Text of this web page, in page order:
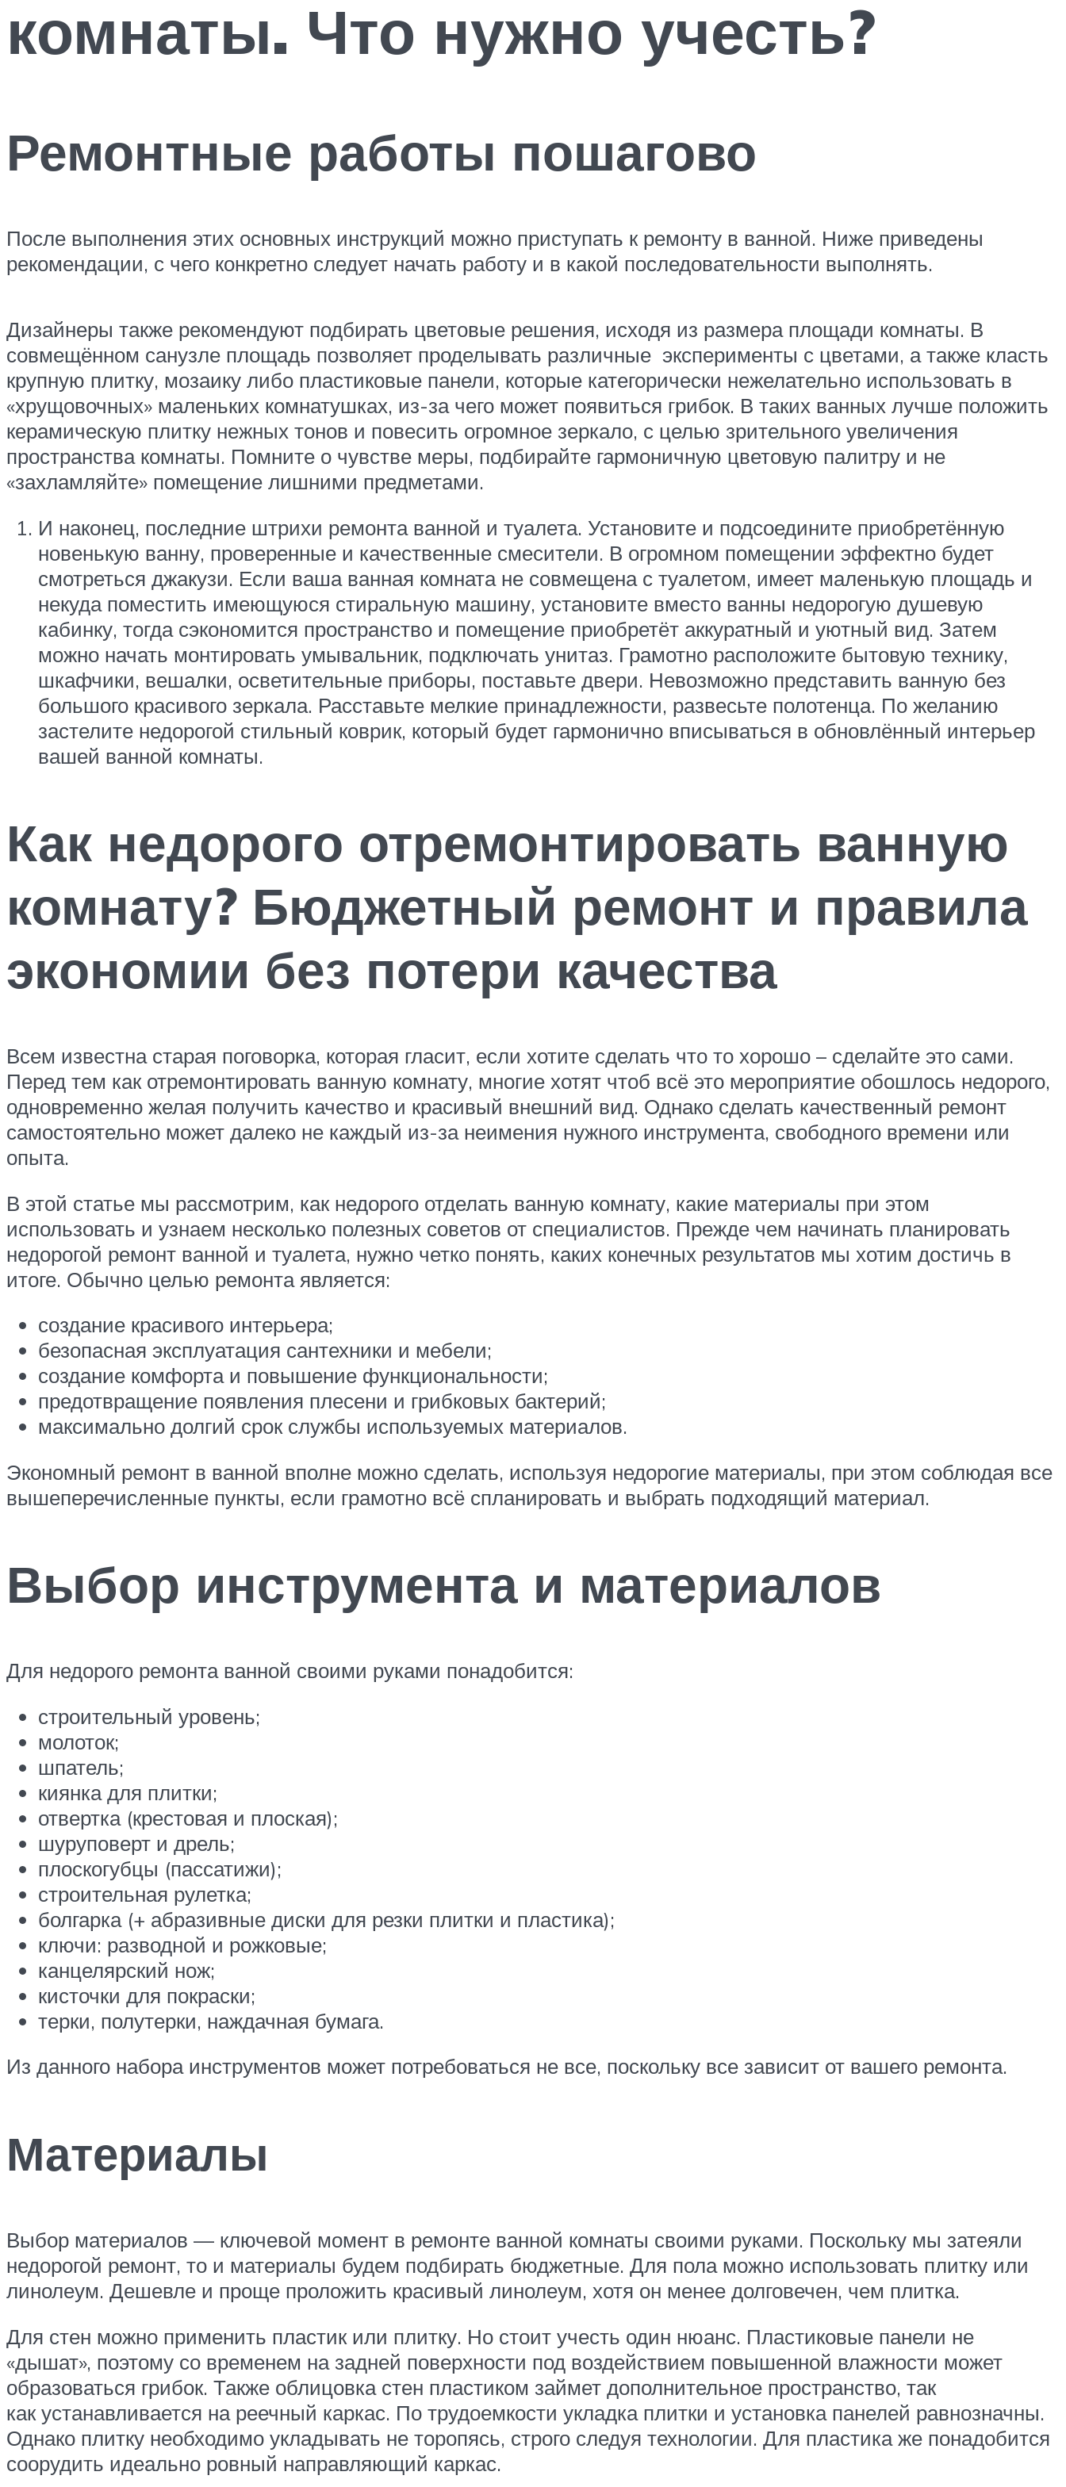
комнаты. Что нужно учесть?
Ремонтные работы пошагово
После выполнения этих основных инструкций можно приступать к ремонту в ванной. Ниже приведены
рекомендации, с чего конкретно следует начать работу и в какой последовательности выполнять.
Дизайнеры также рекомендуют подбирать цветовые решения, исходя из размера площади комнаты. В
совмещённом санузле площадь позволяет проделывать различные эксперименты с цветами, а также класть
крупную плитку, мозаику либо пластиковые панели, которые категорически нежелательно использовать в
«хрущовочных» маленьких комнатушках, из-за чего может появиться грибок. В таких ванных лучше положить
керамическую плитку нежных тонов и повесить огромное зеркало, с целью зрительного увеличения
пространства комнаты. Помните о чувстве меры, подбирайте гармоничную цветовую палитру и не
«захламляйте» помещение лишними предметами.
И наконец, последние штрихи ремонта ванной и туалета. Установите и подсоедините приобретённую
новенькую ванну, проверенные и качественные смесители. В огромном помещении эффектно будет
смотреться джакузи. Если ваша ванная комната не совмещена с туалетом, имеет маленькую площадь и
некуда поместить имеющуюся стиральную машину, установите вместо ванны недорогую душевую
кабинку, тогда сэкономится пространство и помещение приобретёт аккуратный и уютный вид. Затем
можно начать монтировать умывальник, подключать унитаз. Грамотно расположите бытовую технику,
шкафчики, вешалки, осветительные приборы, поставьте двери. Невозможно представить ванную без
большого красивого зеркала. Расставьте мелкие принадлежности, развесьте полотенца. По желанию
застелите недорогой стильный коврик, который будет гармонично вписываться в обновлённый интерьер
вашей ванной комнаты.
Как недорого отремонтировать ванную
комнату? Бюджетный ремонт и правила
экономии без потери качества
Всем известна старая поговорка, которая гласит, если хотите сделать что то хорошо – сделайте это сами.
Перед тем как отремонтировать ванную комнату, многие хотят чтоб всё это мероприятие обошлось недорого,
одновременно желая получить качество и красивый внешний вид. Однако сделать качественный ремонт
самостоятельно может далеко не каждый из-за неимения нужного инструмента, свободного времени или
опыта.
В этой статье мы рассмотрим, как недорого отделать ванную комнату, какие материалы при этом
использовать и узнаем несколько полезных советов от специалистов. Прежде чем начинать планировать
недорогой ремонт ванной и туалета, нужно четко понять, каких конечных результатов мы хотим достичь в
итоге. Обычно целью ремонта является:
создание красивого интерьера;
безопасная эксплуатация сантехники и мебели;
создание комфорта и повышение функциональности;
предотвращение появления плесени и грибковых бактерий;
максимально долгий срок службы используемых материалов.
Экономный ремонт в ванной вполне можно сделать, используя недорогие материалы, при этом соблюдая все
вышеперечисленные пункты, если грамотно всё спланировать и выбрать подходящий материал.
Выбор инструмента и материалов
Для недорого ремонта ванной своими руками понадобится:
строительный уровень;
молоток;
шпатель;
киянка для плитки;
отвертка (крестовая и плоская);
шуруповерт и дрель;
плоскогубцы (пассатижи);
строительная рулетка;
болгарка (+ абразивные диски для резки плитки и пластика);
ключи: разводной и рожковые;
канцелярский нож;
кисточки для покраски;
терки, полутерки, наждачная бумага.
Из данного набора инструментов может потребоваться не все, поскольку все зависит от вашего ремонта.
Материалы
Выбор материалов — ключевой момент в ремонте ванной комнаты своими руками. Поскольку мы затеяли
недорогой ремонт, то и материалы будем подбирать бюджетные. Для пола можно использовать плитку или
линолеум. Дешевле и проще проложить красивый линолеум, хотя он менее долговечен, чем плитка.
Для стен можно применить пластик или плитку. Но стоит учесть один нюанс. Пластиковые панели не
«дышат», поэтому со временем на задней поверхности под воздействием повышенной влажности может
образоваться грибок. Также облицовка стен пластиком займет дополнительное пространство, так
как устанавливается на реечный каркас. По трудоемкости укладка плитки и установка панелей равнозначны.
Однако плитку необходимо укладывать не торопясь, строго следуя технологии. Для пластика же понадобится
соорудить идеально ровный направляющий каркас.